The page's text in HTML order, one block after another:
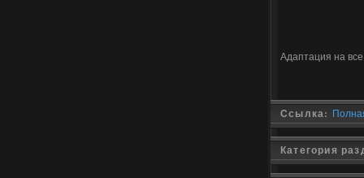
Адаптация на
Ссылка:
Категория